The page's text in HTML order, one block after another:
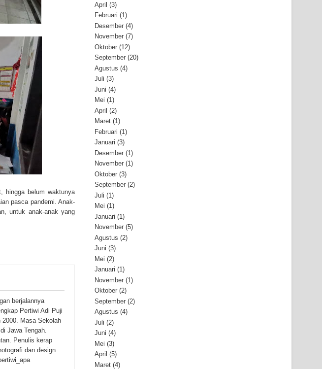
hingga belum waktunya
pasca pandemi. Anak-
untuk anak-anak yang
berjalannya
Pertiwi Adi Puji
2000. Masa Sekolah
Jawa Tengah.
Penulis kerap
dan design.
April (3)
Februari (1)
Desember (4)
November (7)
Oktober (12)
September (20)
Agustus (4)
Juli (3)
Juni (4)
Mei (1)
April (2)
Maret (1)
Februari (1)
Januari (3)
Desember (1)
November (1)
Oktober (3)
September (2)
Juli (1)
Mei (1)
Januari (1)
November (5)
Agustus (2)
Juni (3)
Mei (2)
Januari (1)
November (1)
Oktober (2)
September (2)
Agustus (4)
Juli (2)
Juni (4)
Mei (3)
April (5)
Maret (4)